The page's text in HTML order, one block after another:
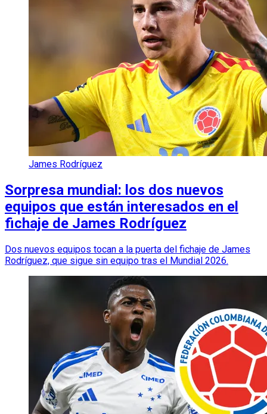
James Rodríguez
Sorpresa mundial: los dos nuevos
equipos que están interesados en el
fichaje de James Rodríguez
Dos nuevos equipos tocan a la puerta del fichaje de James
Rodríguez, que sigue sin equipo tras el Mundial 2026.